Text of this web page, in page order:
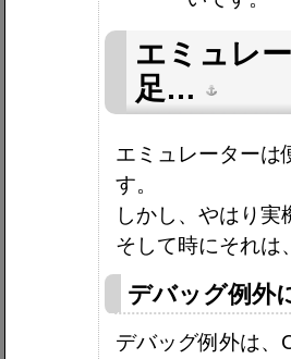
エミュレ
足…
エミュレーターは
す。
しかし、やはり
そして時にそれは
デバッグ例外
デバッグ例外は、